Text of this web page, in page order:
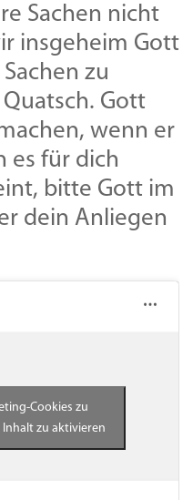
Sachen nicht
insgeheim Gott
zu
Gott
wenn er
es für dich
bitte Gott im
dein Anliegen
Cookies zu
zu aktivieren